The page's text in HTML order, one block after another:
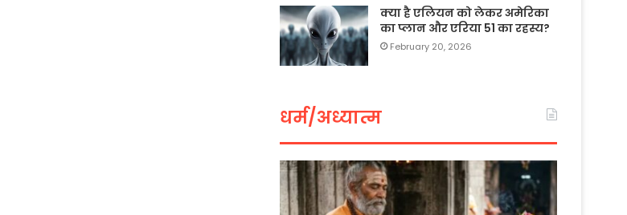
क्या है एलियन को लेकर अमेरिका
का प्लान और एरिया 51 का रहस्य?
February 20, 2026
धर्म/अध्यात्म